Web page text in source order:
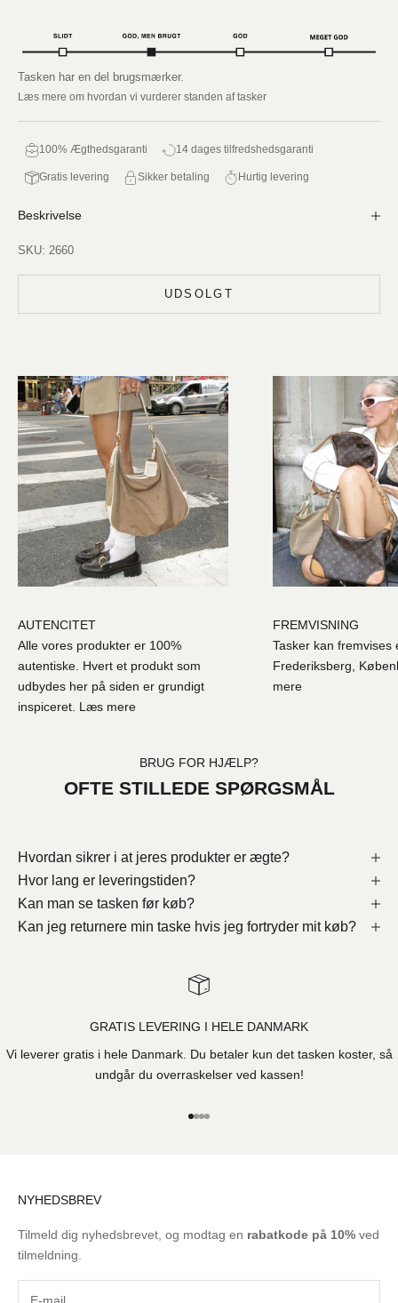
Tasken har en del brugsmærker.
Læs mere om hvordan vi vurderer standen af tasker
100% Ægthedsgaranti 14 dages tilfredshedsgaranti
Gratis levering Sikker betaling Hurtig levering
Beskrivelse
SKU: 2660
UDSOLGT
AUTENCITET
Alle vores produkter er 100%
autentiske. Hvert et produkt som
udbydes her på siden er grundigt
inspiceret. Læs mere
FREMVISNING
Tasker kan fremvises
Frederiksberg,
mere
BRUG FOR HJÆLP?
OFTE STILLEDE SPØRGSMÅL
Hvordan sikrer i at jeres produkter er ægte?
Hvor lang er leveringstiden?
Kan man se tasken før køb?
Kan jeg returnere min taske hvis jeg fortryder mit køb?
GRATIS LEVERING I HELE DANMARK
Vi leverer gratis i hele Danmark. Du betaler kun det tasken koster, så
undgår du overraskelser ved kassen!
Gå til element 1
Gå til element 2
Gå til element 3
Gå til element 4
NYHEDSBREV
Tilmeld dig nyhedsbrevet, og modtag en rabatkode på 10% ved
tilmeldning.